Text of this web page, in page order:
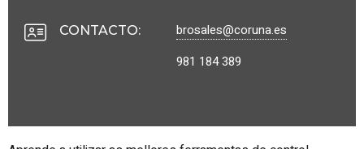
CONTACTO:
brosales@coruna.es
981 184 389